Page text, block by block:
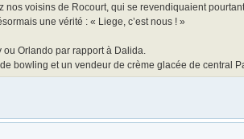
nos voisins de Rocourt, qui se revendiquaient
une vérité : « Liege, c’est nous ! »
Orlando par rapport à Dalida.
bowling et un vendeur de crème glacée de central